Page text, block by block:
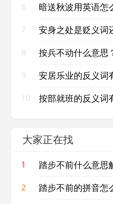
6 暗送秋波用英语怎
7 安身之处是贬义词
8 按兵不动什么意思
9 安居乐业的反义词
10 按部就班的反义词
大家正在找
1 踏步不前什么意思
2 踏步不前的拼音怎